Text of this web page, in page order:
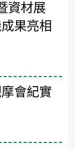
資材展
果亮相
會紀實